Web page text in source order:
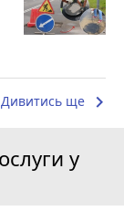
Дивитись ще keyboard_arrow_right
у